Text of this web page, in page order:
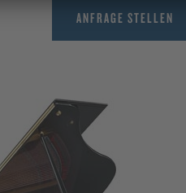
ANFRAGE STELLEN